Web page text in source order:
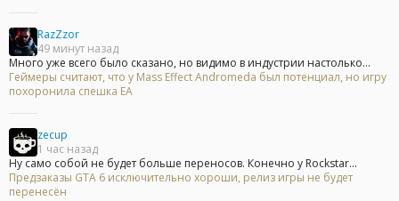
RazZzor
49 минут назад
Много уже всего было сказано, но видимо в индустрии настолько...
Геймеры считают, что у Mass Effect Andromeda был потенциал, но игру
похоронила спешка EA
zecup
1 час назад
Ну само собой не будет больше переносов. Конечно у Rockstar...
Предзаказы GTA 6 исключительно хороши, релиз игры не будет
перенесён